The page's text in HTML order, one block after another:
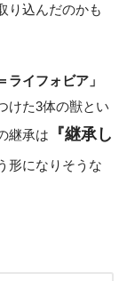
り込んだのかも
ライフォビア」
けた3体の獣とい
継承は
『継承し
形になりそうな